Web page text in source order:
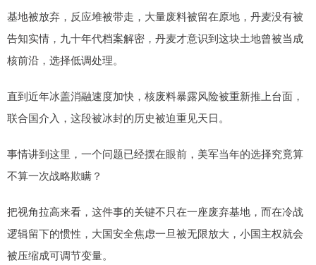
基地被放弃，反应堆被带走，大量废料被留在原地，丹麦没有被
告知实情，九十年代档案解密，丹麦才意识到这块土地曾被当成
核前沿，选择低调处理。
直到近年冰盖消融速度加快，核废料暴露风险被重新推上台面，
联合国介入，这段被冰封的历史被迫重见天日。
事情讲到这里，一个问题已经摆在眼前，美军当年的选择究竟算
不算一次战略欺瞒？
把视角拉高来看，这件事的关键不只在一座废弃基地，而在冷战
逻辑留下的惯性，大国安全焦虑一旦被无限放大，小国主权就会
被压缩成可调节变量。